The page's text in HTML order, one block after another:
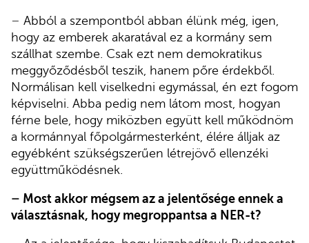
– Abból a szempontból abban élünk még, igen,
hogy az emberek akaratával ez a kormány sem
szállhat szembe. Csak ezt nem demokratikus
meggyőződésből teszik, hanem pőre érdekből.
Normálisan kell viselkedni egymással, én ezt fogom
képviselni. Abba pedig nem látom most, hogyan
férne bele, hogy miközben együtt kell működnöm
a kormánnyal főpolgármesterként, élére álljak az
egyébként szükségszerűen létrejövő ellenzéki
együttműködésnek.
– Most akkor mégsem az a jelentősége ennek a
választásnak, hogy megroppantsa a NER-t?